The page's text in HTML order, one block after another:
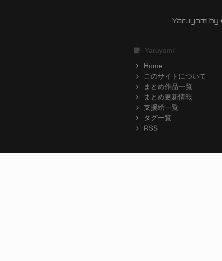
Yaruyomi by
Yaruyomi
Home
このサイトについて
まとめ作品一覧
まとめ更新情報
支援絵一覧
タグ一覧
RSS